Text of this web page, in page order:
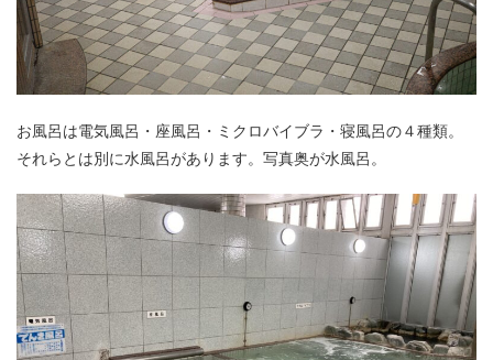
お風呂は電気風呂・座風呂・ミクロバイブラ・寝風呂の４種類。
それらとは別に水風呂があります。写真奥が水風呂。